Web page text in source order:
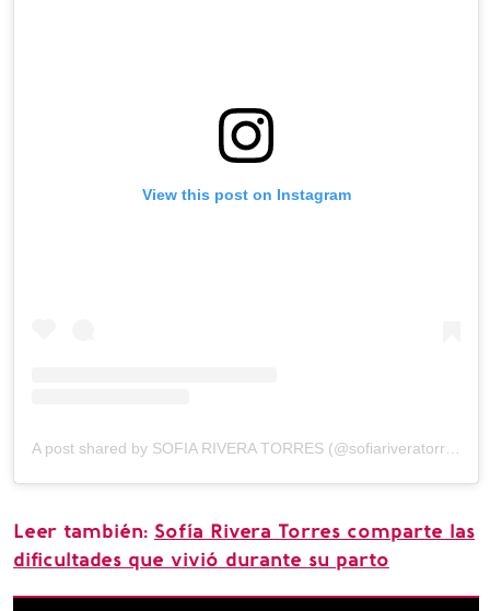
View this post on Instagram
A post shared by SOFIA RIVERA TORRES (@sofiariveratorres)
Leer también: Sofía Rivera Torres comparte las
dificultades que vivió durante su parto